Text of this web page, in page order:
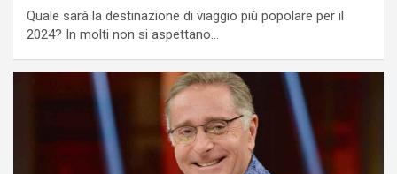
Quale sarà la destinazione di viaggio più popolare per il
2024? In molti non si aspettano…